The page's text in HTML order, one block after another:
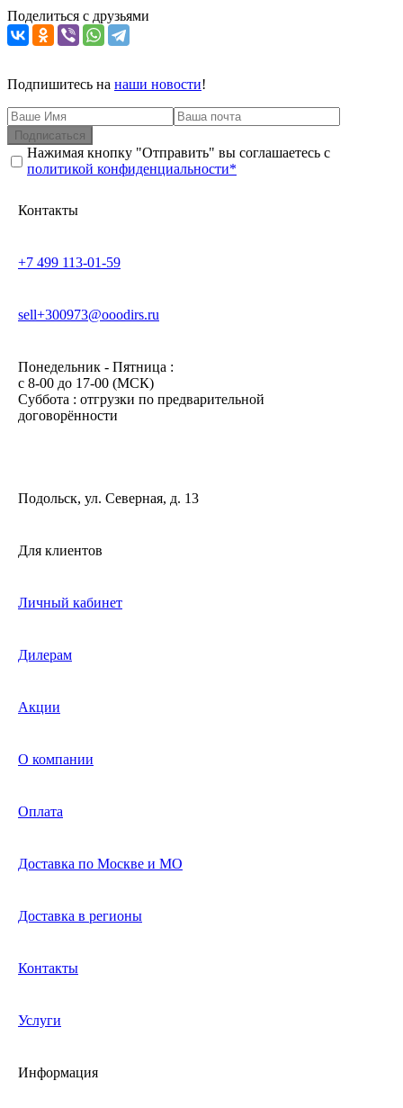
Поделиться с друзьями
Подпишитесь на наши новости!
Подписаться
Нажимая кнопку "Отправить" вы соглашаетесь с
политикой конфиденциальности*
Контакты
+7 499 113-01-59
sell+300973@ooodirs.ru
Понедельник - Пятница :
c 8-00 до 17-00 (МСК)
Суббота : отгрузки по предварительной
договорённости
Подольск, ул. Северная, д. 13
Для клиентов
Личный кабинет
Дилерам
Акции
О компании
Оплата
Доставка по Москве и МО
Доставка в регионы
Контакты
Услуги
Информация